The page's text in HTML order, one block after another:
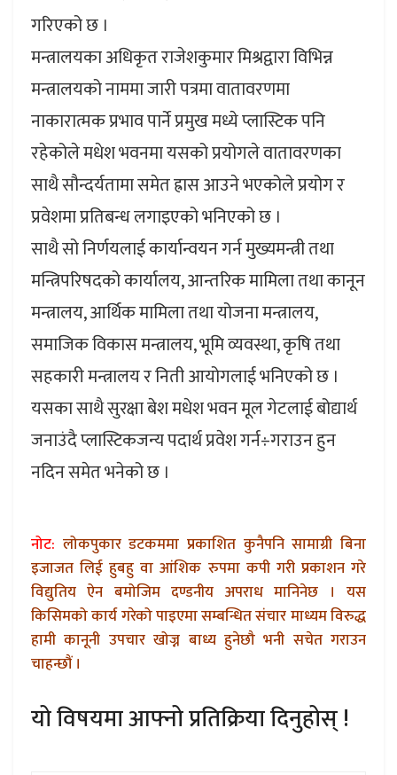
गरिएको छ ।
मन्त्रालयका अधिकृत राजेशकुमार मिश्रद्वारा विभिन्न
मन्त्रालयको नाममा जारी पत्रमा वातावरणमा
नाकारात्मक प्रभाव पार्ने प्रमुख मध्ये प्लास्टिक पनि
रहेकोले मधेश भवनमा यसको प्रयोगले वातावरणका
साथै सौन्दर्यतामा समेत ह्रास आउने भएकोले प्रयोग र
प्रवेशमा प्रतिबन्ध लगाइएको भनिएको छ ।
साथै सो निर्णयलाई कार्यान्वयन गर्न मुख्यमन्त्री तथा
मन्त्रिपरिषदको कार्यालय, आन्तरिक मामिला तथा कानून
मन्त्रालय, आर्थिक मामिला तथा योजना मन्त्रालय,
समाजिक विकास मन्त्रालय, भूमि व्यवस्था, कृषि तथा
सहकारी मन्त्रालय र निती आयोगलाई भनिएको छ ।
यसका साथै सुरक्षा बेश मधेश भवन मूल गेटलाई बोद्यार्थ
जनाउंदै प्लास्टिकजन्य पदार्थ प्रवेश गर्न÷गराउन हुन
नदिन समेत भनेको छ ।
नोट: लोकपुकार डटकममा प्रकाशित कुनैपनि सामाग्री बिना
इजाजत लिई हुबहु वा आंशिक रुपमा कपी गरी प्रकाशन गरे
विद्युतिय ऐन बमोजिम दण्डनीय अपराध मानिनेछ । यस
किसिमको कार्य गरेको पाइएमा सम्बन्धित संचार माध्यम विरुद्ध
हामी कानूनी उपचार खोज्न बाध्य हुनेछौ भनी सचेत गराउन
चाहन्छौं ।
यो विषयमा आफ्नो प्रतिक्रिया दिनुहोस् !